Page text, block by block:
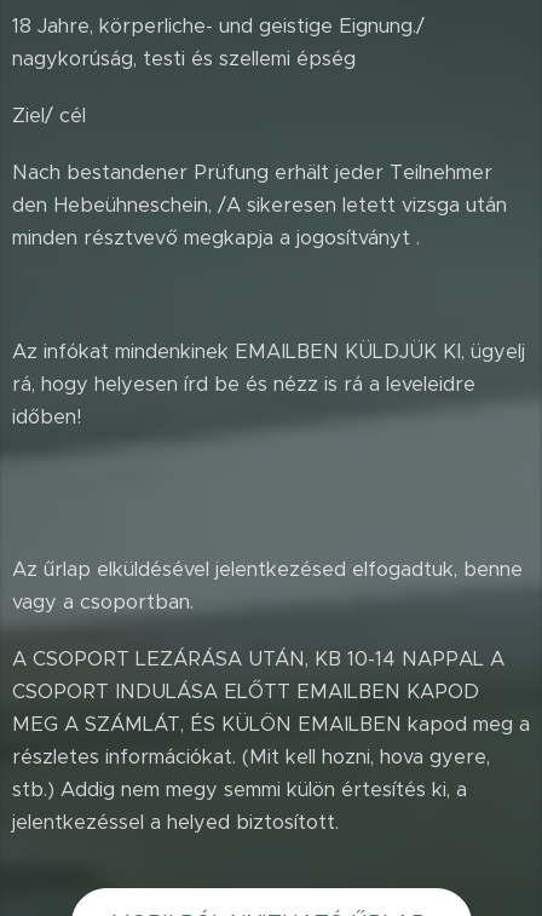
18 Jahre, körperliche- und geistige Eignung./
nagykorúság, testi és szellemi épség
Ziel/ cél
Nach bestandener Prüfung erhält jeder Teilnehmer
den Hebeühneschein, /A sikeresen letett vizsga után
minden résztvevő megkapja a jogosítványt .
Az infókat mindenkinek EMAILBEN KÜLDJÜK KI, ügyelj
rá, hogy helyesen írd be és nézz is rá a leveleidre
időben!
Az űrlap elküldésével jelentkezésed elfogadtuk, benne
vagy a csoportban.
A CSOPORT LEZÁRÁSA UTÁN, KB 10-14 NAPPAL A
CSOPORT INDULÁSA ELŐTT EMAILBEN KAPOD
MEG A SZÁMLÁT, ÉS KÜLÖN EMAILBEN kapod meg a
részletes információkat. (Mit kell hozni, hova gyere,
stb.) Addig nem megy semmi külön értesítés ki, a
jelentkezéssel a helyed biztosított.